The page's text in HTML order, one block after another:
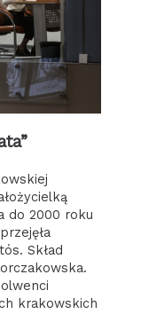
do 2000 roku
Skład
krakowskich